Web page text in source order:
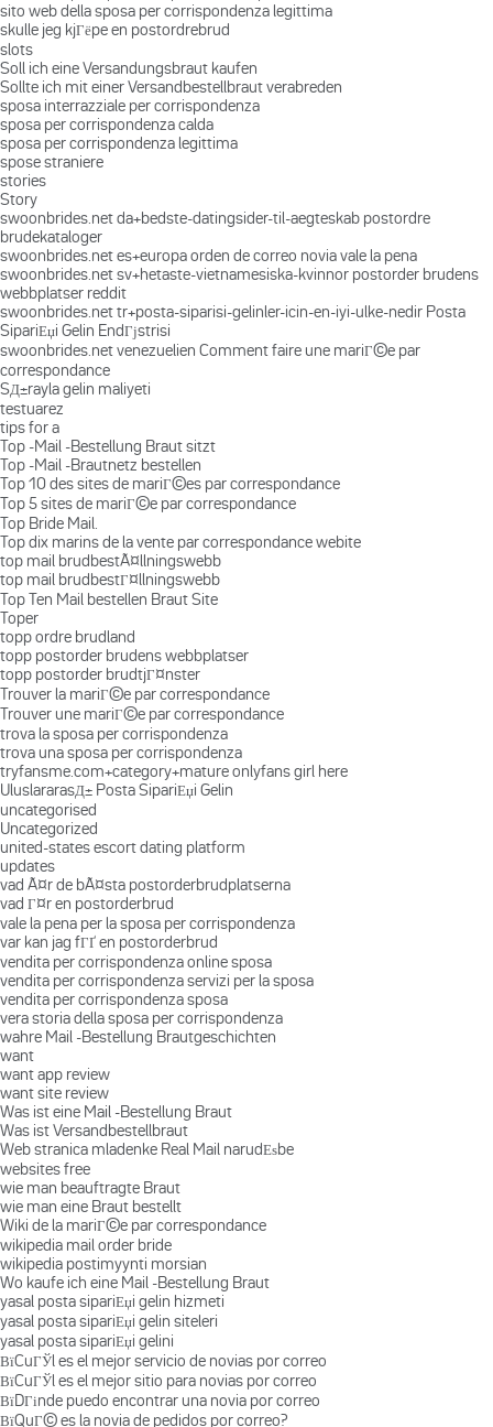
sito web della sposa per corrispondenza legittima
skulle jeg kjГёpe en postordrebrud
slots
Soll ich eine Versandungsbraut kaufen
Sollte ich mit einer Versandbestellbraut verabreden
sposa interrazziale per corrispondenza
sposa per corrispondenza calda
sposa per corrispondenza legittima
spose straniere
stories
Story
swoonbrides.net da+bedste-datingsider-til-aegteskab postordre
brudekataloger
swoonbrides.net es+europa orden de correo novia vale la pena
swoonbrides.net sv+hetaste-vietnamesiska-kvinnor postorder brudens
webbplatser reddit
swoonbrides.net tr+posta-siparisi-gelinler-icin-en-iyi-ulke-nedir Posta
SipariЕџi Gelin EndГјstrisi
swoonbrides.net venezuelien Comment faire une mariГ©e par
correspondance
SД±rayla gelin maliyeti
testuarez
tips for a
Top -Mail -Bestellung Braut sitzt
Top -Mail -Brautnetz bestellen
Top 10 des sites de mariГ©es par correspondance
Top 5 sites de mariГ©e par correspondance
Top Bride Mail.
Top dix marins de la vente par correspondance webite
top mail brudbestÃ¤llningswebb
top mail brudbestГ¤llningswebb
Top Ten Mail bestellen Braut Site
Toper
topp ordre brudland
topp postorder brudens webbplatser
topp postorder brudtjГ¤nster
Trouver la mariГ©e par correspondance
Trouver une mariГ©e par correspondance
trova la sposa per corrispondenza
trova una sposa per corrispondenza
tryfansme.com+category+mature onlyfans girl here
UluslararasД± Posta SipariЕџi Gelin
uncategorised
Uncategorized
united-states escort dating platform
updates
vad Ã¤r de bÃ¤sta postorderbrudplatserna
vad Г¤r en postorderbrud
vale la pena per la sposa per corrispondenza
var kan jag fГҐ en postorderbrud
vendita per corrispondenza online sposa
vendita per corrispondenza servizi per la sposa
vendita per corrispondenza sposa
vera storia della sposa per corrispondenza
wahre Mail -Bestellung Brautgeschichten
want
want app review
want site review
Was ist eine Mail -Bestellung Braut
Was ist Versandbestellbraut
Web stranica mladenke Real Mail narudЕѕbe
websites free
wie man beauftragte Braut
wie man eine Braut bestellt
Wiki de la mariГ©e par correspondance
wikipedia mail order bride
wikipedia postimyynti morsian
Wo kaufe ich eine Mail -Bestellung Braut
yasal posta sipariЕџi gelin hizmeti
yasal posta sipariЕџi gelin siteleri
yasal posta sipariЕџi gelini
ВїCuГЎl es el mejor servicio de novias por correo
ВїCuГЎl es el mejor sitio para novias por correo
ВїDГіnde puedo encontrar una novia por correo
ВїQuГ© es la novia de pedidos por correo?